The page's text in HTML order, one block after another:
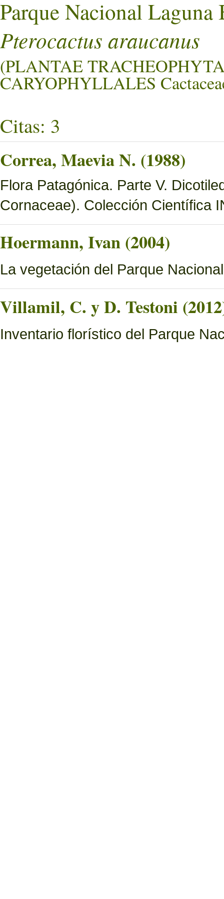
Parque Nacional Laguna
Pterocactus araucanus
(PLANTAE
CARYOPHYLLALES
Citas: 3
Correa, Maevia N. (1988)
Flora Patagónica. Parte V.
Cornaceae). Colección Científica
Hoermann, Ivan (2004)
La vegetación del Parque
Villamil, C. y D. Testoni
Inventario florístico del Parque